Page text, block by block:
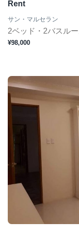
Rent
サン・マルセラン
2ベッド・2バスル
¥98,000